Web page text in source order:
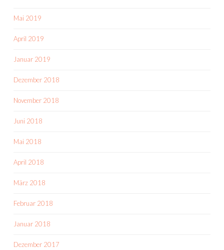
Mai 2019
April 2019
Januar 2019
Dezember 2018
November 2018
Juni 2018
Mai 2018
April 2018
März 2018
Februar 2018
Januar 2018
Dezember 2017